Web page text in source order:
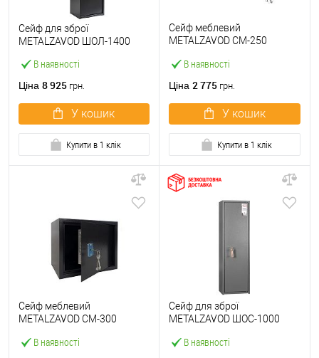
В наявності
Сейф для зброї
METALZAVOD ШОЛ-1400
Ціна 8 925 грн.
У кошик
Купити в 1 клік
В наявності
Сейф меблевий
METALZAVOD СМ-250
Ціна 2 775 грн.
У кошик
Купити в 1 клік
В наявності
Сейф меблевий
METALZAVOD СМ-300
В наявності
Сейф для зброї
METALZAVOD ШОC-1000